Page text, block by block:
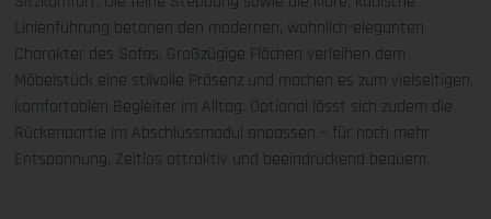
Linienführung betonen den modernen, wohnlich-eleganten
Charakter des Sofas. Großzügige Flächen verleihen dem
Möbelstück eine stilvolle Präsenz und machen es zum vielseitigen,
komfortablen Begleiter im Alltag. Optional lässt sich zudem die
Rückenpartie im Abschlussmodul anpassen – für noch mehr
Entspannung. Zeitlos attraktiv und beeindruckend bequem.